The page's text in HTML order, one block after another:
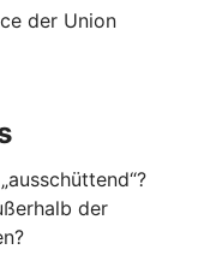
der Union
der